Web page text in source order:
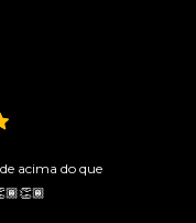
acima do que